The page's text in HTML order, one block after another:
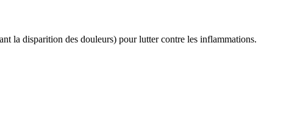
la disparition des douleurs) pour lutter contre les inflammations.